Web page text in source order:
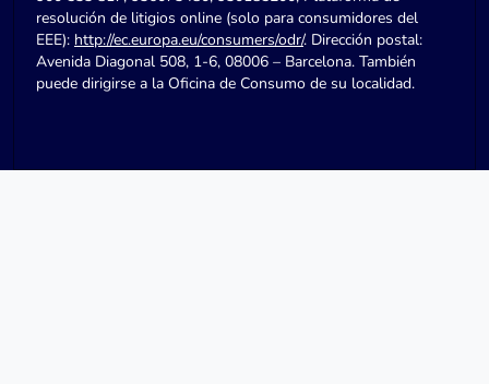
resolución de litigios online (solo para consumidores del
EEE): http://ec.europa.eu/consumers/odr/. Dirección postal:
Avenida Diagonal 508, 1-6, 08006 – Barcelona. También
puede dirigirse a la Oficina de Consumo de su localidad.